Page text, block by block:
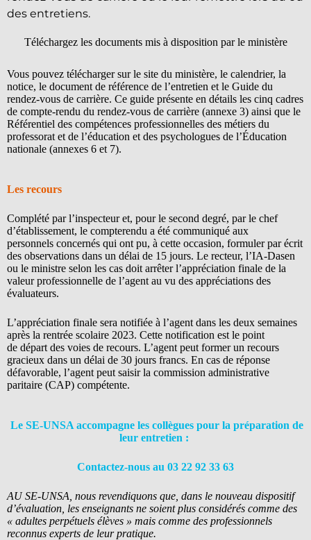
des entretiens.
Téléchargez les documents mis à disposition par le ministère
Vous pouvez télécharger sur le site du ministère, le calendrier, la
notice, le document de référence de l’entretien et le Guide du
rendez-vous de carrière. Ce guide présente en détails les cinq cadres
de compte-rendu du rendez-vous de carrière (annexe 3) ainsi que le
Référentiel des compétences professionnelles des métiers du
professorat et de l’éducation et des psychologues de l’Éducation
nationale (annexes 6 et 7).
Les recours
Complété par l’inspecteur et, pour le second degré, par le chef
d’établissement, le compte­rendu a été communiqué aux
personnels concernés qui ont pu, à cette occasion, formuler par écrit
des observations dans un délai de 15 jours. Le recteur, l’IA-Dasen
ou le ministre selon les cas doit arrêter l’appréciation finale de la
valeur professionnelle de l’agent au vu des appréciations des
évaluateurs.
L’appréciation finale sera notifiée à l’agent dans les deux semaines
après la rentrée scolaire 2023. Cette notification est le point
de départ des voies de recours. L’agent peut former un recours
gracieux dans un délai de 30 jours francs. En cas de réponse
défavorable, l’agent peut saisir la commission administrative
paritaire (CAP) compétente.
Le SE-UNSA accompagne les collègues pour la préparation de
leur entretien :
Contactez-nous au 03 22 92 33 63
AU SE-UNSA, nous revendiquons que, dans le nouveau dispositif
d’évaluation, les enseignants ne soient plus considérés comme des
« adultes perpétuels élèves » mais comme des professionnels
reconnus experts de leur pratique.